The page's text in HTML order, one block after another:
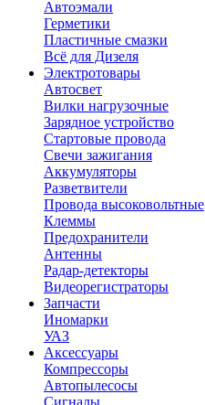
Автоэмали
Герметики
Пластичные смазки
Всё для Дизеля
Электротовары
Автосвет
Вилки нагрузочные
Зарядное устройство
Стартовые провода
Свечи зажигания
Аккумуляторы
Разветвители
Провода высоковольтные
Клеммы
Предохранители
Антенны
Радар-детекторы
Видеорегистраторы
Запчасти
Иномарки
УАЗ
Аксесcуары
Компрессоры
Автопылесосы
Сигналы